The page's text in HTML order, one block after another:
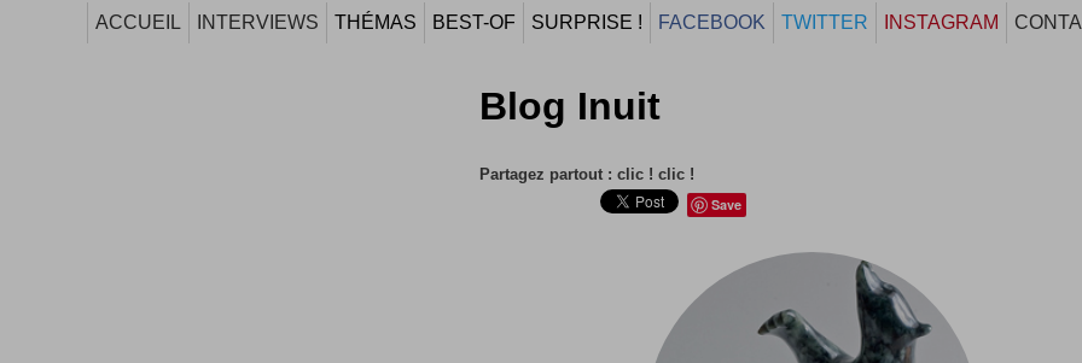
ACCUEIL INTERVIEWS THÉMAS BEST-OF SURPRISE ! FACEBOOK TWITTER INSTAGRAM
Blog Inuit
Partagez partout : clic ! clic !
Save